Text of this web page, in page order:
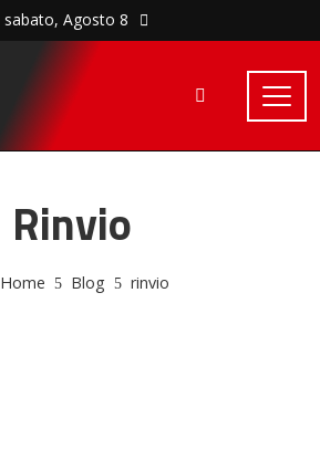
sabato, Agosto 8
Rinvio
Home Blog rinvio